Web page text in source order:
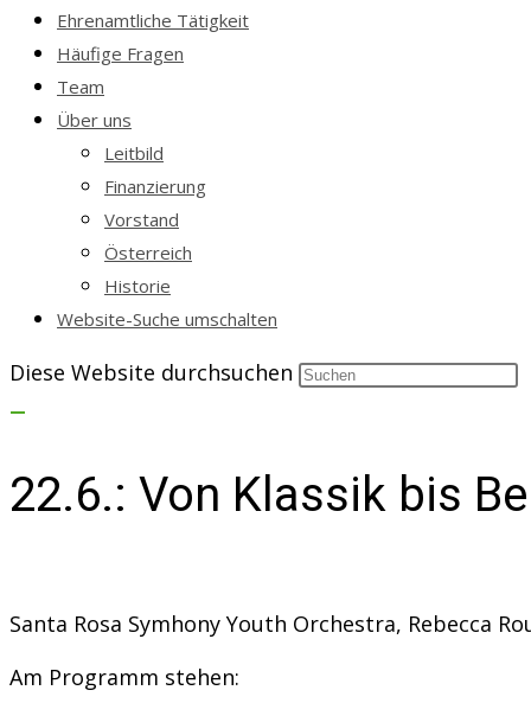
Ehrenamtliche Tätigkeit
Häufige Fragen
Team
Über uns
Leitbild
Finanzierung
Vorstand
Österreich
Historie
Website-Suche umschalten
Diese Website durchsuchen
22.6.: Von Klassik bis
Santa Rosa Symhony Youth Orchestra, Rebecca
Am Programm stehen: